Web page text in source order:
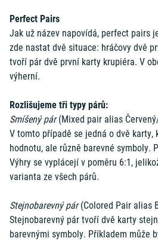
Perfect Pairs
Jak už název napovídá, perfect pairs
zde nastat dvě situace: hráčovy dvě
tvoří pár dvě první karty krupiéra. V
výherní.
Rozlišujeme tři typy párů:
Smíšený pár(Mixed pair alias
V tomto případě se jedná o dvě karty,
hodnotu, ale různě barevné symboly.
Výhry se vyplácejí v poměru 6:1,
varianta ze všech párů.
Stejnobarevný pár(Colored Pair alias
Stejnobarevný pár tvoří dvě karty
barevnými symboly. Příkladem může